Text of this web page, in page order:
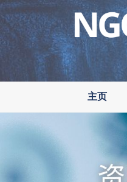
Skip
to
main
主页